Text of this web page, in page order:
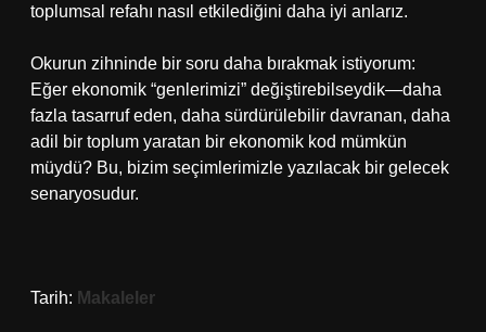
toplumsal refahı nasıl etkilediğini daha iyi anlarız.
Okurun zihninde bir soru daha bırakmak istiyorum:
Eğer ekonomik “genlerimizi” değiştirebilseydik—daha
fazla tasarruf eden, daha sürdürülebilir davranan, daha
adil bir toplum yaratan bir ekonomik kod mümkün
müydü? Bu, bizim seçimlerimizle yazılacak bir gelecek
senaryosudur.
Tarih: Makaleler